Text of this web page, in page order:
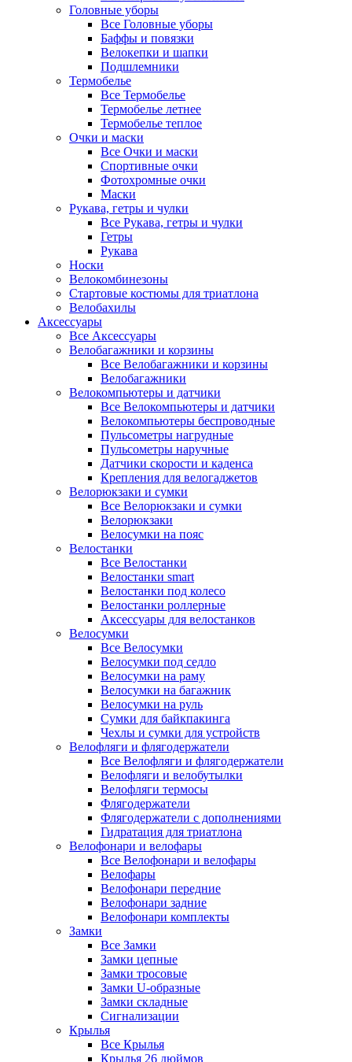
Головные уборы
Все Головные уборы
Баффы и повязки
Велокепки и шапки
Подшлемники
Термобелье
Все Термобелье
Термобелье летнее
Термобелье теплое
Очки и маски
Все Очки и маски
Спортивные очки
Фотохромные очки
Маски
Рукава, гетры и чулки
Все Рукава, гетры и чулки
Гетры
Рукава
Носки
Велокомбинезоны
Стартовые костюмы для триатлона
Велобахилы
Аксессуары
Все Аксессуары
Велобагажники и корзины
Все Велобагажники и корзины
Велобагажники
Велокомпьютеры и датчики
Все Велокомпьютеры и датчики
Велокомпьютеры беспроводные
Пульсометры нагрудные
Пульсометры наручные
Датчики скорости и каденса
Крепления для велогаджетов
Велорюкзаки и сумки
Все Велорюкзаки и сумки
Велорюкзаки
Велосумки на пояс
Велостанки
Все Велостанки
Велостанки smart
Велостанки под колесо
Велостанки роллерные
Аксессуары для велостанков
Велосумки
Все Велосумки
Велосумки под седло
Велосумки на раму
Велосумки на багажник
Велосумки на руль
Сумки для байкпакинга
Чехлы и сумки для устройств
Велофляги и флягодержатели
Все Велофляги и флягодержатели
Велофляги и велобутылки
Велофляги термосы
Флягодержатели
Флягодержатели с дополнениями
Гидратация для триатлона
Велофонари и велофары
Все Велофонари и велофары
Велофары
Велофонари передние
Велофонари задние
Велофонари комплекты
Замки
Все Замки
Замки цепные
Замки тросовые
Замки U-образные
Замки складные
Сигнализации
Крылья
Все Крылья
Крылья 26 дюймов